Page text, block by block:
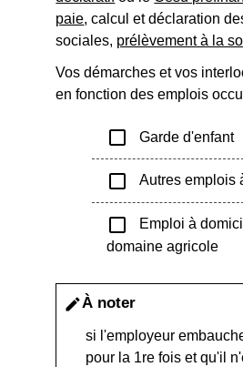
paie, calcul et déclaration
sociales, prélèvement à la
Vos démarches et vos
en fonction des emplois
check_box_outline_blank Garde d'enfant
check_box_outline_blank Autres emplois
check_box_outline_blank
Emploi à
domaine agricole
editÀ noter
si l'employeur
pour la 1re fois et qu'il